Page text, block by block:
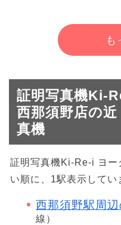
も
証明写真機Ki-
西那須野店の
真機
証明写真機Ki-Re-i ヨー
い順に、1駅表示してい
西那須野駅周
線）